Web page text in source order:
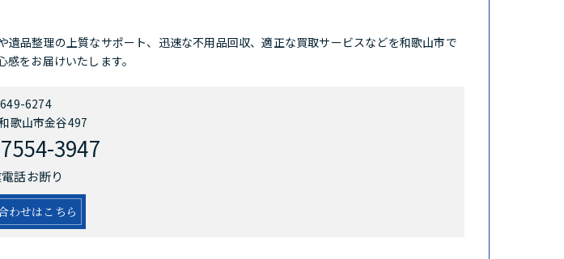
遺品整理の上質なサポート、迅速な不用品回収、適正な買取サービスなどを和歌山市で
をお届けいたします。
6274
歌山市金谷497
3947
話お断り
わせはこちら